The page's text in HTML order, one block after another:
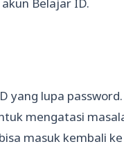
yang lupa
mengatasi
masuk kembali